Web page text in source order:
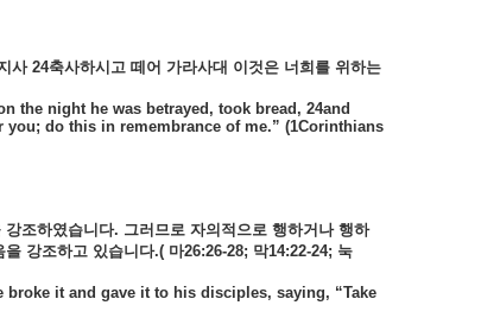
사24축사하시고 떼어 가라사대 이것은 너희를 위하는
the night he was betrayed, took bread, 24and
do this in remembrance of me.” (1Corinthians
강조하였습니다. 그러므로 자의적으로 행하거나 행하
을 강조하고 있습니다.( 마26:26-28; 막14:22-24; 눅
broke it and gave it to his disciples, saying, “Take